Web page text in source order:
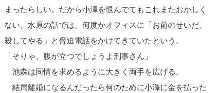
まったらしい。だから小澤を恨んでてもこれまたおかしく
ない。水原の話では、何度かオフィスに「お前のせいだ、
殺してやる」と脅迫電話をかけてきていたという。
「そりゃ、腹が立つでしょうよ刑事さん」
池森は同情を求めるように大きく両手を広げる。
「結局離婚になるんだったら何のために小澤に金を払った